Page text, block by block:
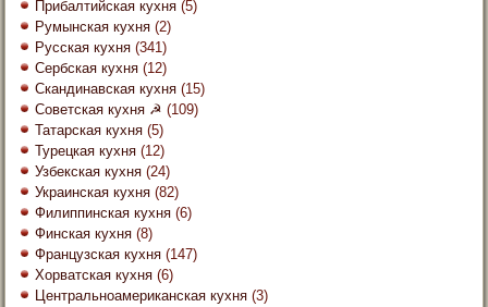
Прибалтийская кухня (5)
Румынская кухня (2)
Русская кухня (341)
Сербская кухня (12)
Скандинавская кухня (15)
Советская кухня ☭ (109)
Татарская кухня (5)
Турецкая кухня (12)
Узбекская кухня (24)
Украинская кухня (82)
Филиппинская кухня (6)
Финская кухня (8)
Французская кухня (147)
Хорватская кухня (6)
Центральноамериканская кухня (3)